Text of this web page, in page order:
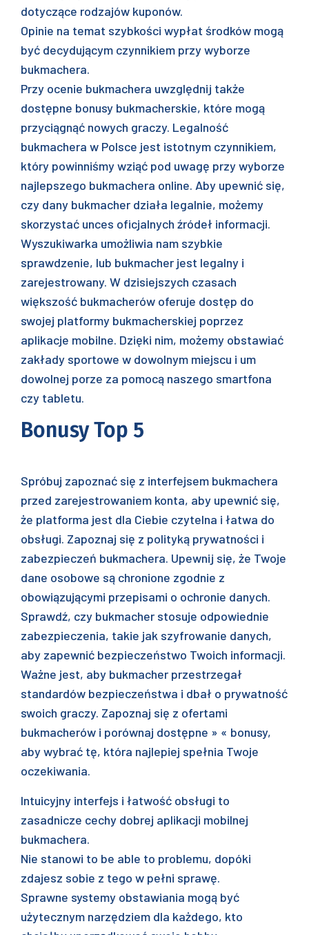
dotyczące rodzajów kuponów.
Opinie na temat szybkości wypłat środków mogą
być decydującym czynnikiem przy wyborze
bukmachera.
Przy ocenie bukmachera uwzględnij także
dostępne bonusy bukmacherskie, które mogą
przyciągnąć nowych graczy. Legalność
bukmachera w Polsce jest istotnym czynnikiem,
który powinniśmy wziąć pod uwagę przy wyborze
najlepszego bukmachera online. Aby upewnić się,
czy dany bukmacher działa legalnie, możemy
skorzystać unces oficjalnych źródeł informacji.
Wyszukiwarka umożliwia nam szybkie
sprawdzenie, lub bukmacher jest legalny i
zarejestrowany. W dzisiejszych czasach
większość bukmacherów oferuje dostęp do
swojej platformy bukmacherskiej poprzez
aplikacje mobilne. Dzięki nim, możemy obstawiać
zakłady sportowe w dowolnym miejscu i um
dowolnej porze za pomocą naszego smartfona
czy tabletu.
Bonusy Top 5
Spróbuj zapoznać się z interfejsem bukmachera
przed zarejestrowaniem konta, aby upewnić się,
że platforma jest dla Ciebie czytelna i łatwa do
obsługi. Zapoznaj się z polityką prywatności i
zabezpieczeń bukmachera. Upewnij się, że Twoje
dane osobowe są chronione zgodnie z
obowiązującymi przepisami o ochronie danych.
Sprawdź, czy bukmacher stosuje odpowiednie
zabezpieczenia, takie jak szyfrowanie danych,
aby zapewnić bezpieczeństwo Twoich informacji.
Ważne jest, aby bukmacher przestrzegał
standardów bezpieczeństwa i dbał o prywatność
swoich graczy. Zapoznaj się z ofertami
bukmacherów i porównaj dostępne » « bonusy,
aby wybrać tę, która najlepiej spełnia Twoje
oczekiwania.
Intuicyjny interfejs i łatwość obsługi to
zasadnicze cechy dobrej aplikacji mobilnej
bukmachera.
Nie stanowi to be able to problemu, dopóki
zdajesz sobie z tego w pełni sprawę.
Sprawne systemy obstawiania mogą być
użytecznym narzędziem dla każdego, kto